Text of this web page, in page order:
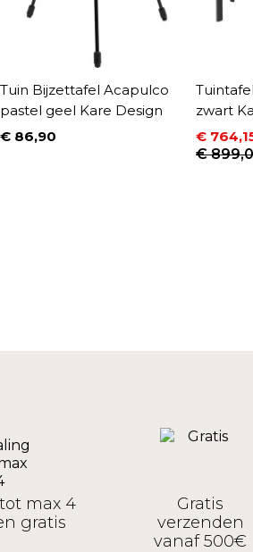
Tuin Bijzettafel Acapulco
pastel geel Kare Design
Prijs
€ 86,90
zwart
Prijs
€
€
max 4
gratis
Gratis
verzenden
vanaf 500€